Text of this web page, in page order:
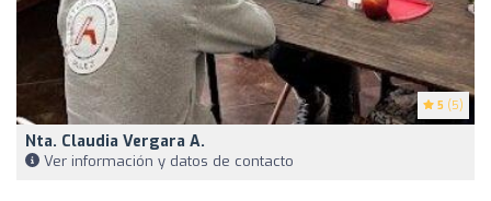
5 (5)
Nta. Claudia Vergara A.
Ver información y datos de contacto